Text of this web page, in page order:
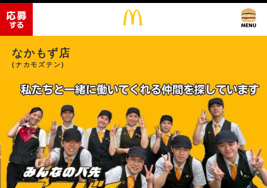
なかもず店
(ナカモズテン)